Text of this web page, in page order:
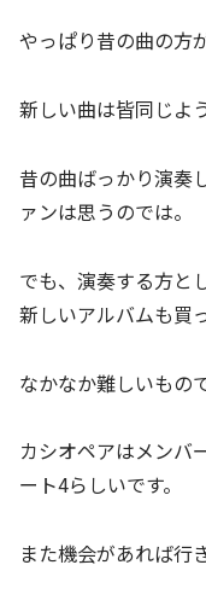
やっぱり昔の曲の方
新しい曲は皆同じよ
昔の曲ばっかり演奏
ァンは思うのでは。
でも、演奏する方と
新しいアルバムも買
なかなか難しいもので
カシオペアはメンバ
ート4らしいです。
また機会があれば行